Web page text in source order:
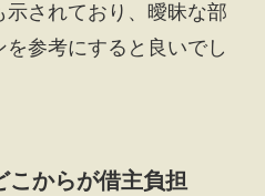
されており、曖昧な部
参考にすると良いでし
こからが借主負担